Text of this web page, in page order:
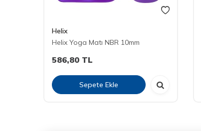
Helix
Helix Yoga Matı NBR 10mm
586,80 TL
Sepete Ekle